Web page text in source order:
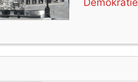
Demokratie